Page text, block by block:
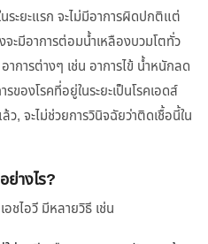
ระยะแรก จะไม่มีอาการผิดปกติแต่
จะมีอาการต่อมน้ำเหลืองบวมโตทั่ว
การต่างๆ เช่น อาการไข้ น้ำหนักลด
ของโรคที่อยู่ในระยะเป็นโรคเอดส์
, จะไม่ช่วยการวินิจฉัยว่าติดเชื้อนี้ใน
ย่างไร?
อชไอวี มีหลายวิธี เช่น